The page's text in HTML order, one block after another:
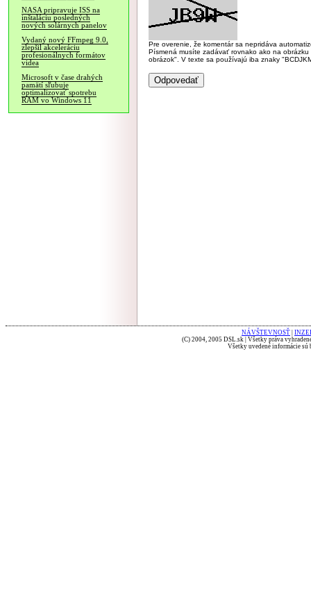
NASA pripravuje ISS na
inštaláciu posledných
nových solárnych panelov
Vydaný nový FFmpeg 9.0,
zlepšil akceleráciu
profesionálnych formátov
videa
Microsoft v čase drahých
pamätí sľubuje
optimalizovať spotrebu
RAM vo Windows 11
Pre overenie, že komentár sa nepridáva
Písmená musíte zadávať rovnako ako na
obrázok". V texte sa používajú iba znaky
NÁVŠTEVNOSŤ
(C) 2004, 2005 DSL.sk | Všetky práva
Všetky uvedené informácie sú